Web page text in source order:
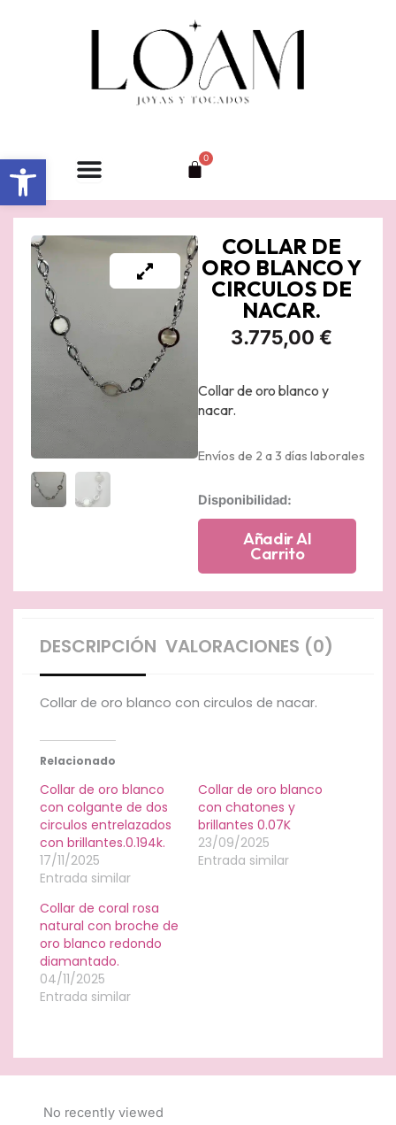
Abrir barra de herramientas 0
Carrito
COLLAR DE
ORO BLANCO Y
CIRCULOS DE
NACAR.
3.775,00 €
Collar de oro blanco y
nacar.
Envíos de 2 a 3 días laborales
Disponibilidad:
Collar
y
cantidad
Añadir Al
Carrito
DESCRIPCIÓN VALORACIONES (0)
Collar de oro blanco con circulos de nacar.
Relacionado
Collar de oro blanco
con colgante de dos
circulos entrelazados
con brillantes.0.194k.
17/11/2025
Entrada similar
Collar de oro blanco
con chatones y
brillantes 0.07K
23/09/2025
Entrada similar
Collar de coral rosa
natural con broche de
oro blanco redondo
diamantado.
04/11/2025
Entrada similar
No recently viewed